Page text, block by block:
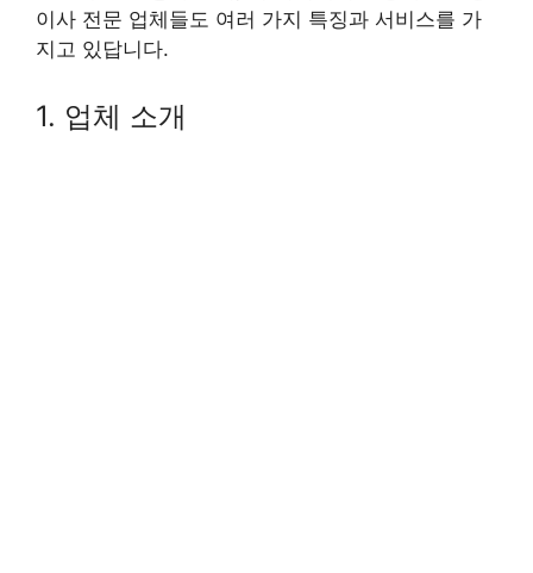
이사 전문 업체들도 여러 가지 특징과 서비스를 가
지고 있답니다.
1. 업체 소개